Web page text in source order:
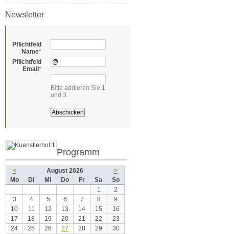
Newsletter
Pflichtfeld
Name*
Pflichtfeld
Email*
Bitte addieren Sie 1
und 3.
Programm
< August 2026
>
Mo
Di Mi Do Fr Sa
So
1
2
3
4 5 6 7 8
9
10
11 12 13 14 15
16
17
18 19 20 21 22
23
24
25 26 27 28 29
30